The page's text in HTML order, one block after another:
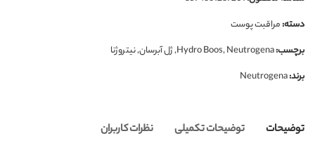
دسته:مراقبت پوست
برچسب:
Hydro Boos,Neutrogena
,ژل آبرسان,نیتروژنا
برند:Neutrogena
توضیحات توضیحات تکمیلی نظرات کاربران